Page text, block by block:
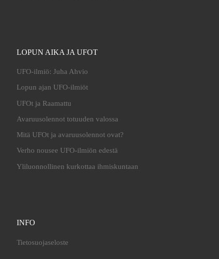
LOPUN AIKA JA UFOT
UFO-ilmiö: Juha Ahvio
Lopun ajan UFO-ilmiöt
UFOt ja Raamattu
Avaruusolennot totuuden valossa
Mitä UFOt ja avaruusolennot ovat?
Verho nousee UFO-ilmiön edestä
Yliluonnollinen kurkottaa ihmiskuntaan
INFO
Tietosuojaseloste